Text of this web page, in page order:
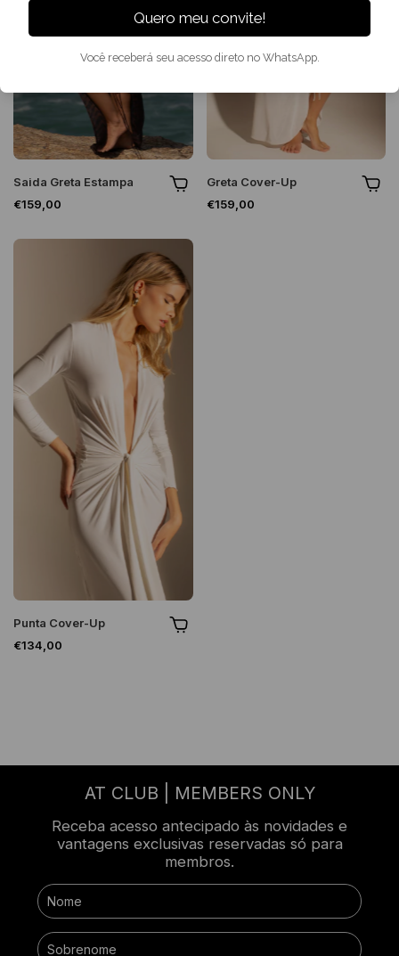
Saida Greta Estampa
€159,00
Greta Cover-Up
€159,00
Punta Cover-Up
€134,00
AT CLUB | MEMBERS ONLY
Receba acesso antecipado às novidades e
vantagens exclusivas reservadas só para
membros.
Quero meu convite!
Você receberá seu acesso direto no WhatsApp.